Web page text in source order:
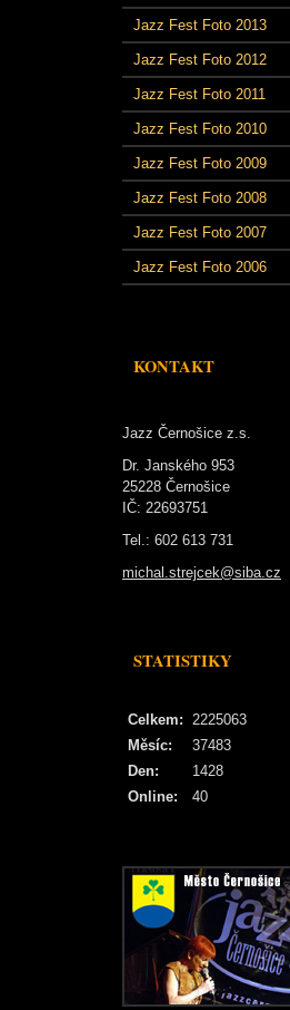
Jazz Fest Foto 2013
Jazz Fest Foto 2012
Jazz Fest Foto 2011
Jazz Fest Foto 2010
Jazz Fest Foto 2009
Jazz Fest Foto 2008
Jazz Fest Foto 2007
Jazz Fest Foto 2006
KONTAKT
Jazz Černošice z.s.
Dr. Janského 953
25228 Černošice
IČ: 22693751
Tel.: 602 613 731
michal.strejcek@siba.cz
STATISTIKY
Online: 40
Celkem: 2225063
Měsíc:
37483
Den:
1428